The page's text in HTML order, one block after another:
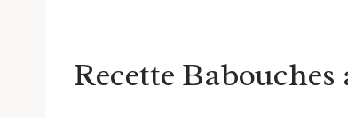
Recette Babouches